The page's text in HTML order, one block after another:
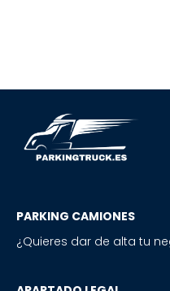
PARKING CAMIONES
¿Quieres dar de alta tu